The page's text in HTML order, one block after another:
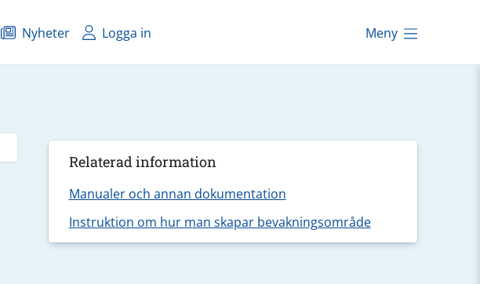
Nyheter Logga in Meny
Relaterad information
Manualer och annan dokumentation
Instruktion om hur man skapar bevakningsområde